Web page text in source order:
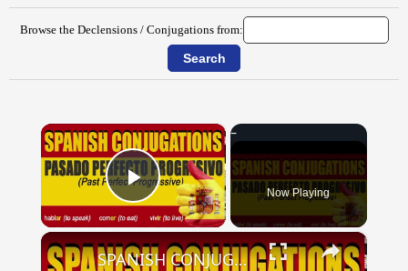
Browse the Declensions / Conjugations from:
×
Play Video Now Playing
×
SPANISH CONJUGATIONS: Past Perfect Progressive (Pasado Perfecto Progresivo)